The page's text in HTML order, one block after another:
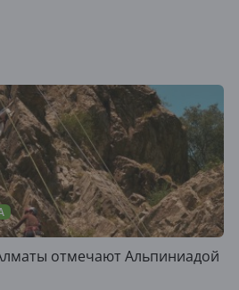
отмечают Альпиниадой